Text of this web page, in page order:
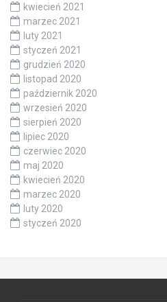
kwiecień 2021
marzec 2021
luty 2021
styczeń 2021
grudzień 2020
listopad 2020
październik 2020
wrzesień 2020
sierpień 2020
lipiec 2020
czerwiec 2020
maj 2020
kwiecień 2020
marzec 2020
luty 2020
styczeń 2020